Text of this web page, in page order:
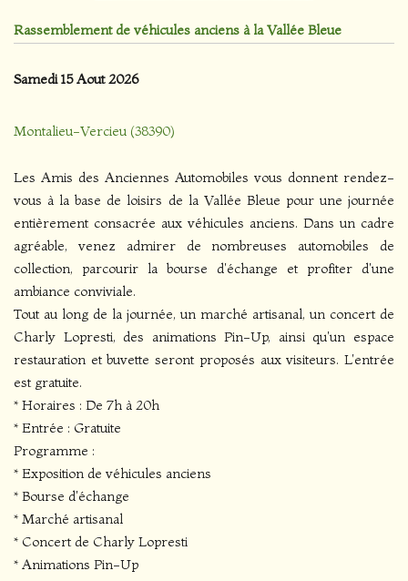
Rassemblement de véhicules anciens à la Vallée Bleue
Samedi 15 Aout 2026
Montalieu-Vercieu (38390)
Les Amis des Anciennes Automobiles vous donnent rendez-
vous à la base de loisirs de la Vallée Bleue pour une journée
entièrement consacrée aux véhicules anciens. Dans un cadre
agréable, venez admirer de nombreuses automobiles de
collection, parcourir la bourse d'échange et profiter d'une
ambiance conviviale.
Tout au long de la journée, un marché artisanal, un concert de
Charly Lopresti, des animations Pin-Up, ainsi qu'un espace
restauration et buvette seront proposés aux visiteurs. L'entrée
est gratuite.
* Horaires : De 7h à 20h
* Entrée : Gratuite
Programme :
* Exposition de véhicules anciens
* Bourse d'échange
* Marché artisanal
* Concert de Charly Lopresti
* Animations Pin-Up